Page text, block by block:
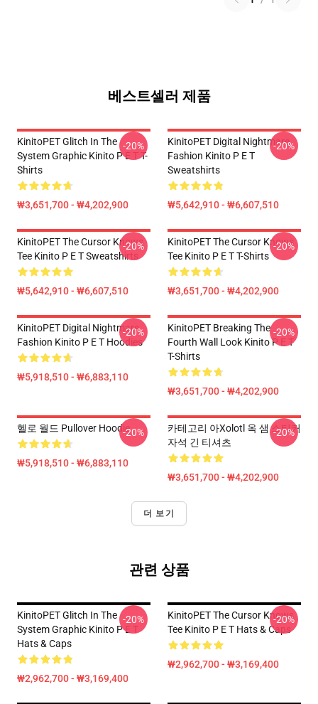
베스트셀러 제품
KinitoPET Glitch In The
System Graphic Kinito P E T T-
Shirts
₩3,651,700 - ₩4,202,900
-20%
KinitoPET Digital Nightmare
Fashion Kinito P E T
Sweatshirts
₩5,642,910 - ₩6,607,510
-20%
KinitoPET The Cursor Knows
Tee Kinito P E T Sweatshirts
₩5,642,910 - ₩6,607,510
-20%
KinitoPET The Cursor Knows
Tee Kinito P E T T-Shirts
₩3,651,700 - ₩4,202,900
-20%
KinitoPET Digital Nightmare
Fashion Kinito P E T Hoodies
₩5,918,510 - ₩6,883,110
-20%
KinitoPET Breaking The
Fourth Wall Look Kinito P E T
T-Shirts
₩3,651,700 - ₩4,202,900
-20%
헬로 월드 Pullover Hoodie
₩5,918,510 - ₩6,883,110
-20%
카테고리 아xolotl 옥 샘 스티커
자석 긴 티셔츠
₩3,651,700 - ₩4,202,900
-20%
더 보기
관련 상품
KinitoPET Glitch In The
System Graphic Kinito P E T
Hats & Caps
₩2,962,700 - ₩3,169,400
-20%
KinitoPET The Cursor Knows
Tee Kinito P E T Hats & Caps
₩2,962,700 - ₩3,169,400
-20%